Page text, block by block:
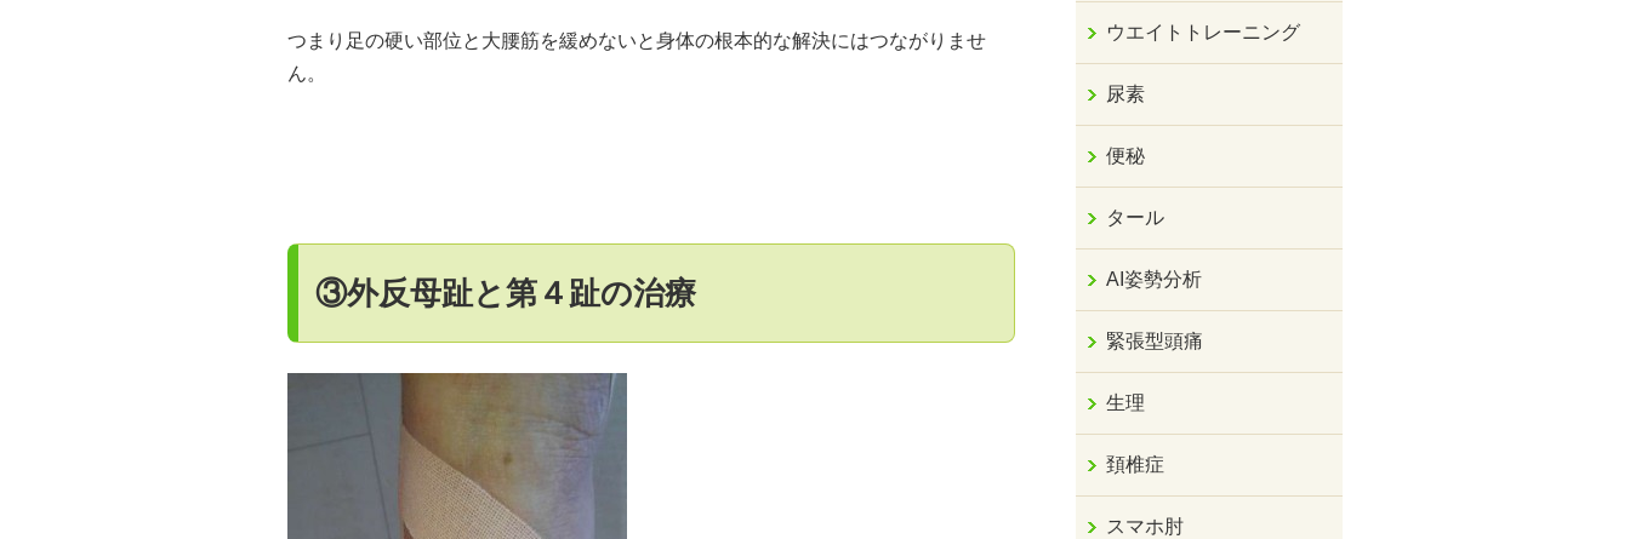
つまり足の硬い部位と大腰筋を緩めないと身体の根本的な解決にはつながりませ
ん。
③外反母趾と第４趾の治療
ウエイトトレーニング
尿素
便秘
タール
AI姿勢分析
緊張型頭痛
生理
頚椎症
スマホ肘